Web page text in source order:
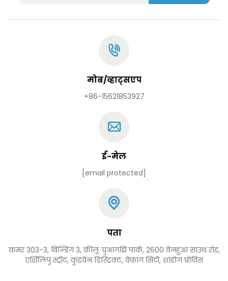
मोब/व्हाट्सएप
+86-15621853927
ई-मेल
[email protected]
पता
कमर 303-3, बिल्डिंग 3, कीलू चुआंगझि पार्क, 2600 वेनहुआ साउथ रोड,
एर्शिलिपु स्ट्रीट, कुइवेन डिस्ट्रिक्ट, वेफ़ांग सिटी, शांडोंग प्रोविंस